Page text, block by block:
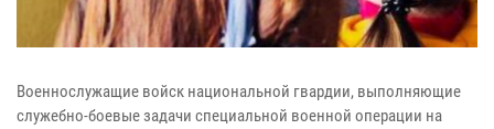
Военнослужащие войск национальной гвардии, выполняющие
служебно-боевые задачи специальной военной операции на